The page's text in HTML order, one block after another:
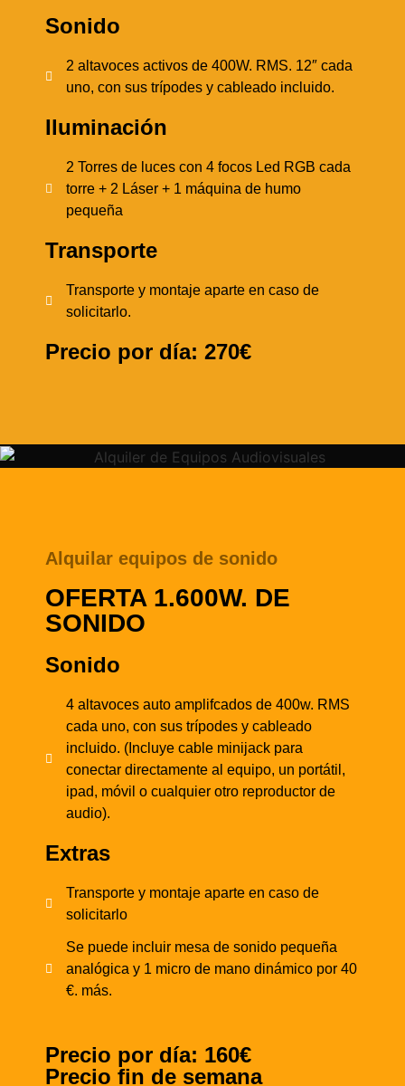
Sonido
2 altavoces activos de 400W. RMS. 12″ cada
uno, con sus trípodes y cableado incluido.
Iluminación
2 Torres de luces con 4 focos Led RGB cada
torre + 2 Láser + 1 máquina de humo
pequeña
Transporte
Transporte y montaje aparte en caso de
solicitarlo.
Precio por día: 270€
Alquilar equipos de sonido
OFERTA 1.600W. DE
SONIDO
Sonido
4 altavoces auto amplifcados de 400w. RMS
cada uno, con sus trípodes y cableado
incluido. (Incluye cable minijack para
conectar directamente al equipo, un portátil,
ipad, móvil o cualquier otro reproductor de
audio).
Extras
Transporte y montaje aparte en caso de
solicitarlo
Se puede incluir mesa de sonido pequeña
analógica y 1 micro de mano dinámico por 40
€. más.
Precio por día: 160€
Precio fin de semana